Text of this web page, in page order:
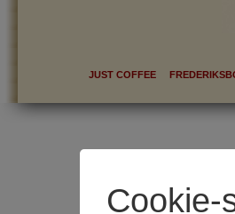
JUST COFFEE
Cookie-